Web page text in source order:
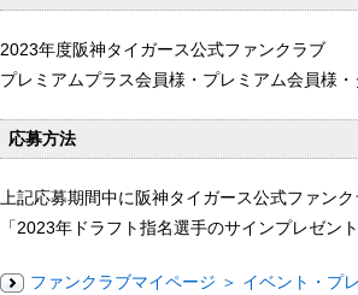
2023年度阪神タイガース公式ファンクラブ
プレミアムプラス会員様・プレミアム会員様
応募方法
上記応募期間中に阪神タイガース公式ファン
「2023年ドラフト指名選手のサインプレゼン
ファンクラブマイページ ＞ イベント・プ